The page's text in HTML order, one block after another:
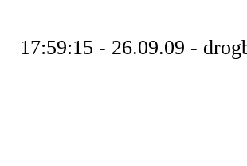
17:59:15 - 26.09.09 -